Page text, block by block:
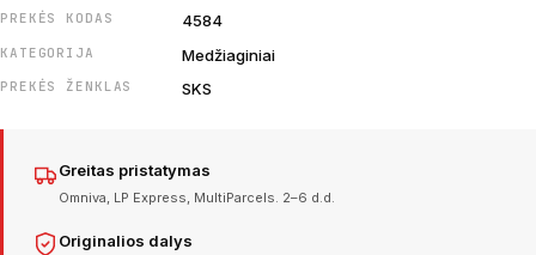
PREKĖS KODAS 4584
KATEGORIJA Medžiaginiai
PREKĖS ŽENKLAS SKS
Greitas pristatymas
Omniva, LP Express, MultiParcels. 2–6 d.d.
Originalios dalys